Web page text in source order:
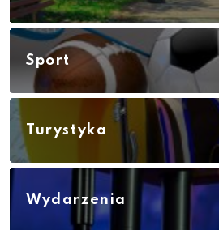
Sport
Turystyka
Wydarzenia